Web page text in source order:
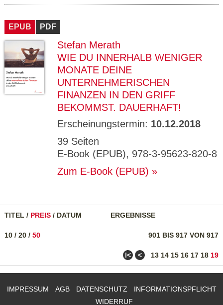
EPUB PDF
Stefan Merath
WIE DU INNERHALB WENIGER
MONATE DEINE
UNTERNEHMERISCHEN
FINANZEN IN DEN GRIFF
BEKOMMST. DAUERHAFT!
Erscheinungstermin: 10.12.2018
39 Seiten
E-Book (EPUB), 978-3-95623-820-8
Zum E-Book (EPUB)
TITEL / PREIS / DATUM ERGEBNISSE
901 BIS 917 VON 917
10 / 20 / 50
ǀ< < 13 14 15 16 17 18 19
IMPRESSUM AGB DATENSCHUTZ
INFORMATIONSPFLICHT
WIDERRUF